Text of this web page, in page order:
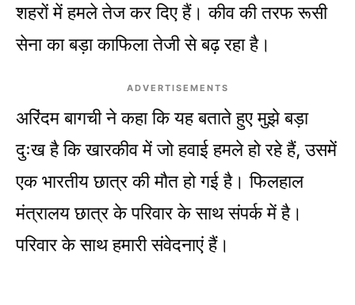
शहरों में हमले तेज कर दिए हैं। कीव की तरफ रूसी
सेना का बड़ा काफिला तेजी से बढ़ रहा है।
ADVERTISEMENTS
अरिंदम बागची ने कहा कि यह बताते हुए मुझे बड़ा
दुःख है कि खारकीव में जो हवाई हमले हो रहे हैं, उसमें
एक भारतीय छात्र की मौत हो गई है। फिलहाल
मंत्रालय छात्र के परिवार के साथ संपर्क में है।
परिवार के साथ हमारी संवेदनाएं हैं।